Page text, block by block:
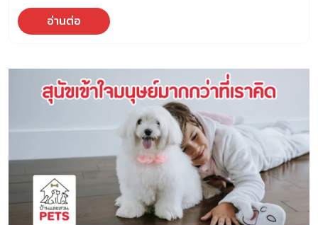
ให้หมดไปจากฟูก ซึ่งไม่ใช่เรื่องสนุกอย่างแน่นอน ทำไม สุนัข
ชอบฉี่ใส่ที่นอน ของเรา ผู้ปกครองบางท่านเล่าให้เราฟังว่า แม้ว่า
เคยรับรู้มาคือ เตียงมีลักษณะบางอย่างที่ดึงดูดสุนัขให้มาฉี่ เช่น
นุ่ม ปลอดภัย และมีกลิ่นตัวเจ้าของติดอยู่ ซึ่งสุนัขต้องการใช้
เวลาอยู่บนเตียงเป็นเวลานาน คำถามที่ตามมาคือ… “พวกเขาทำไป
เพราะอะไร?” “โกรธเราหรือไม่?” “กำลังป่วยใช่ไหม?” “หรือเป็น
เพราะเราทำอะไรผิด?” ความจริงคือ — ไม่มีคำตอบเดียวที่ใช้ได้
กับทุกตัว เพราะเบื้องหลังของการปัสสาวะที่ไม่พึงประสงค์มีทั้ง
ร่างกาย พฤติกรรม อารมณ์ และช่วงอายุ เข้ามาเกี่ยวข้อง
สัตวแพทย์พบว่า สาเหตุส่วนใหญ่ที่ทำให้เกิดปัญหาพฤติกรรม
สุนัขฉี่ใส่ที่นอนของเรา มีดังนี้ สาเหตุทางร่างกาย (Physical
อ่านต่อ